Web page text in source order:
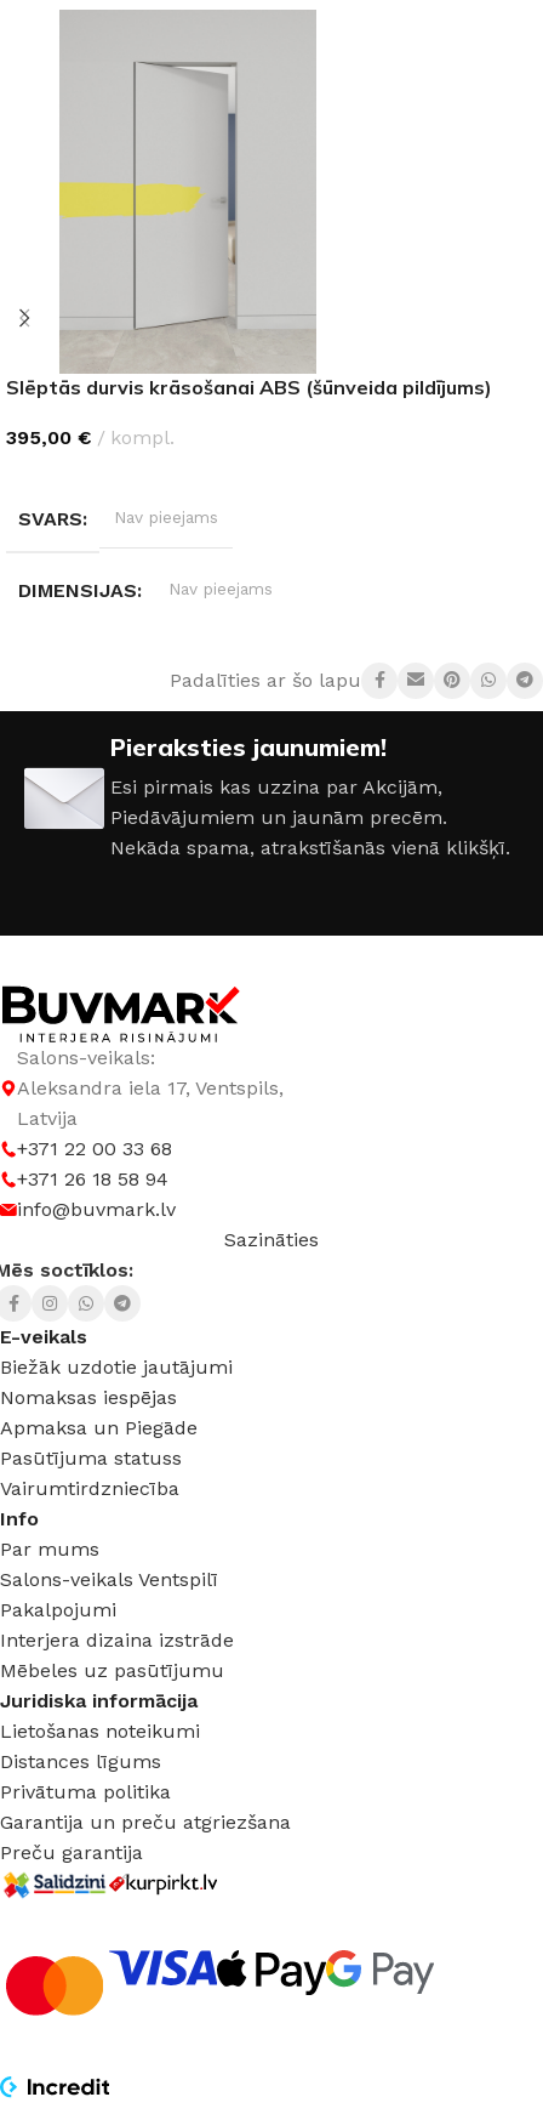
Slēptās durvis krāsošanai ABS (šūnveida pildījums)
395,00 € kompl.
SVARS Nav pieejams
DIMENSIJAS Nav pieejams
Ārējais atvērums , Iekšējais atvērums
DURVJU VĒRTNES IZMĒRI
DURVJU MATERIĀLS
Padalīties ar šo lapu:
Pieraksties jaunumiem!
Esi pirmais kas uzzina par Akcijām,
Piedāvājumiem un jaunām precēm.
Nekāda spama, atrakstīšanās vienā klikšķī.
Salons-veikals:
Aleksandra iela 17, Ventspils,
Latvija
+371 22 00 33 68
+371 26 18 58 94
info@buvmark.lv
Sazināties
soctīklos:
E-veikals
Biežāk uzdotie jautājumi
Nomaksas iespējas
Apmaksa un Piegāde
Pasūtījuma statuss
Vairumtirdzniecība
Info
Par mums
Salons-veikals Ventspilī
Pakalpojumi
Interjera dizaina izstrāde
Mēbeles uz pasūtījumu
Juridiska informācija
Lietošanas noteikumi
Distances līgums
Privātuma politika
Garantija un preču atgriezšana
Preču garantija